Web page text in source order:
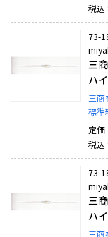
税込
73-
三
ハ
三商
標準
定価
税込
73-
三
ハ
三商